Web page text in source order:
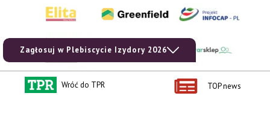
Zagłosuj w Plebiscycie Izydory 2026
Wróć do TPR TOP news